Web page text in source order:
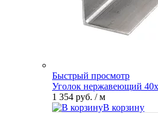
Быстрый просмотр
Уголок нержавеющий
1 354 руб. / м
В корзину